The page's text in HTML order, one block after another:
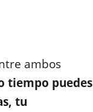
ambos
tiempo puedes
tu